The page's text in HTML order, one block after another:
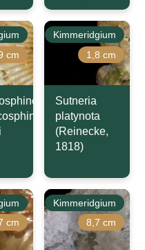
cm
Kimmeridgium
1,8 cm
Sutneria
platynota
(Reinecke,
1818)
cm
Kimmeridgium
8,7 cm